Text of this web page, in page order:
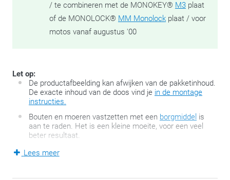
/ te combineren met de MONOKEY® M3 plaat
of de MONOLOCK® MM Monolock plaat / voor
motos vanaf augustus '00
Let op:
De productafbeelding kan afwijken van de pakketinhoud.
De exacte inhoud van de doos vind je in de montage
instructies.
Bouten en moeren vastzetten met een borgmiddel is
aan te raden. Het is een kleine moeite, voor een veel
beter resultaat.
Lees meer